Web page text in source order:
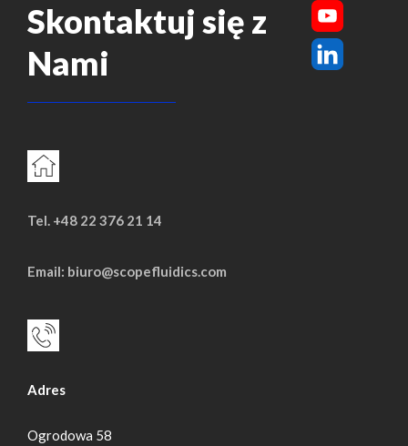
Skontaktuj się z
Nami
Tel. +48 22 376 21 14
Email: biuro@scopefluidics.com
Adres
Ogrodowa 58